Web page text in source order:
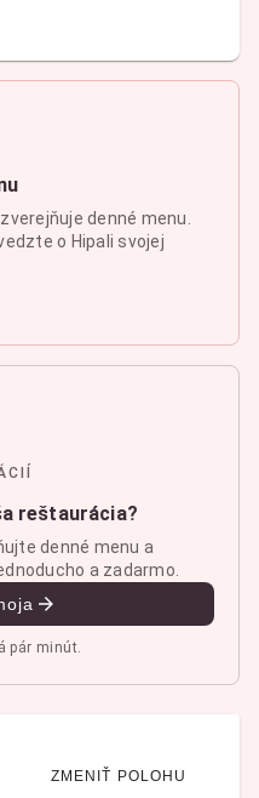
denné menu.
o Hipali svojej
reštaurácia?
denné menu a
a zadarmo.
pár minút.
ZMENIŤ POLOHU